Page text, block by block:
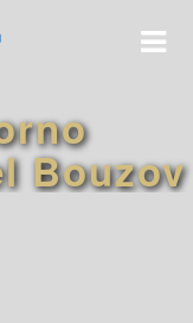
Bouzov